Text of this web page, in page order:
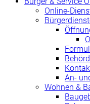
Online-
An-
Wohnen &